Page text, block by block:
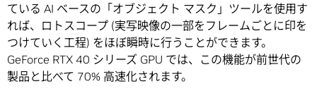
ている AI ベースの「オブジェクト マスク」ツールを使用す
れば、ロトスコープ (実写映像の一部をフレームごとに印を
つけていく工程) をほぼ瞬時に行うことができます。
GeForce RTX 40 シリーズ GPU では、この機能が前世代の
製品と比べて 70% 高速化されます。